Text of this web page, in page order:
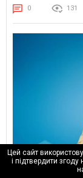
0 131
Цей сайт
і підтвердити згоду